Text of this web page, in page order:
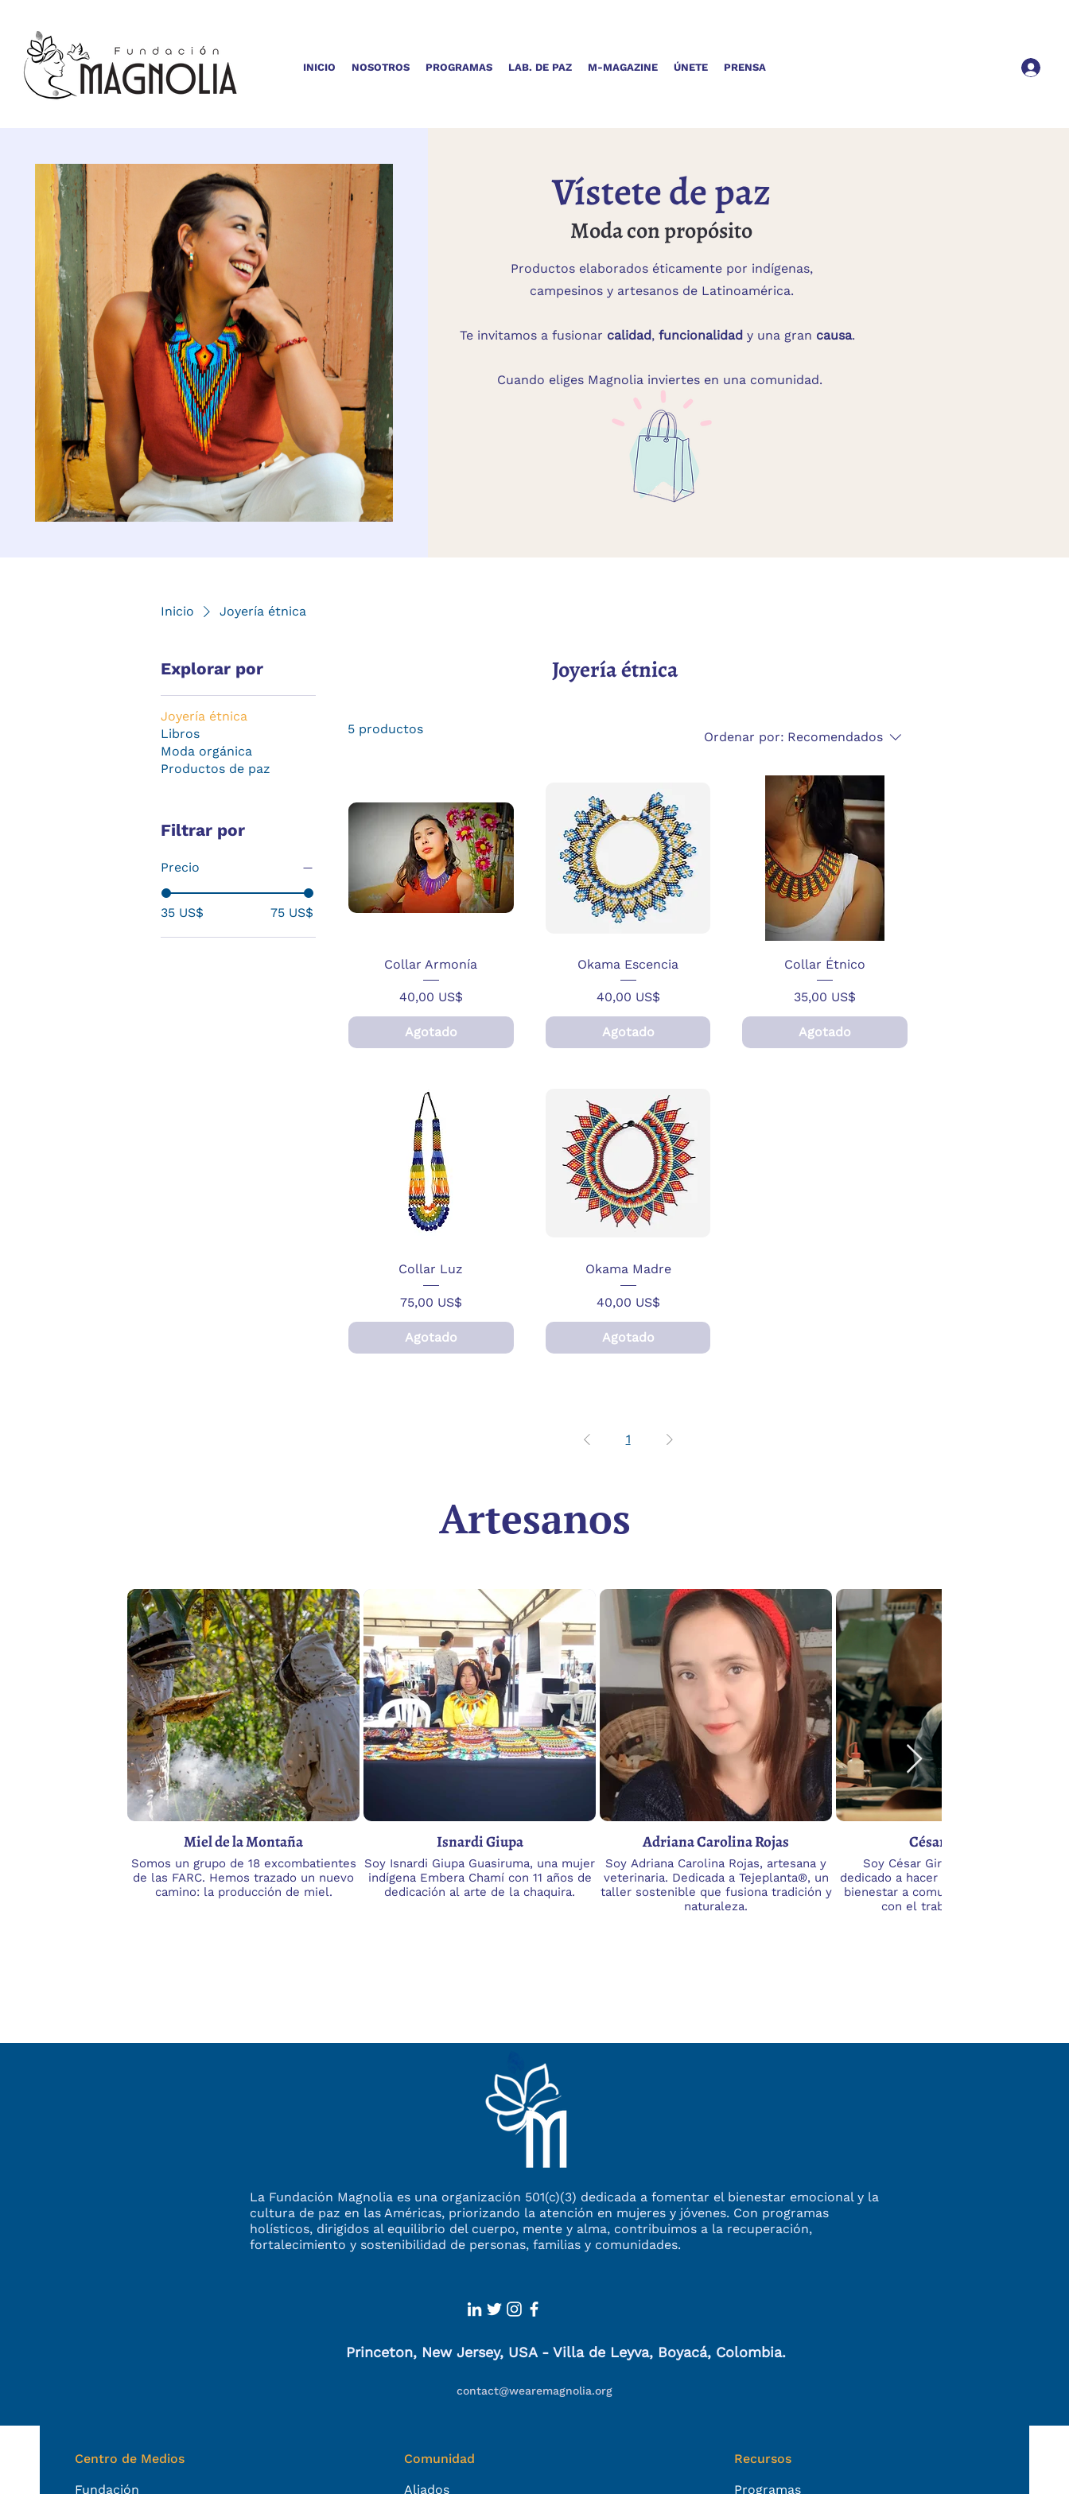
INICIO NOSOTROS PROGRAMAS LAB. DE PAZ M-MAGAZINE ÚNETE PRENSA
Vístete de paz
Moda con propósito
Productos elaborados éticamente por indígenas,
campesinos y artesanos de Latinoamérica.
Te invitamos a fusionar calidad,funcionalidad y una gran causa.
Cuando eliges Magnolia inviertes en una comunidad.
Inicio Joyería étnica
Explorar por
Joyería étnica
Libros
Moda orgánica
Productos de paz
Filtrar por
Precio
35 US$ 75 US$
Joyería étnica
5 productos
Ordenar por: Recomendados
Collar Armonía
Precio
40,00 US$
Agotado
Okama Escencia
Precio
40,00 US$
Agotado
Collar Étnico
Precio
35,00 US$
Agotado
Collar Luz
Precio
75,00 US$
Agotado
Okama Madre
Precio
40,00 US$
Agotado
1
Artesanos
Miel de la Montaña
Somos un grupo de 18 excombatientes
de las FARC. Hemos trazado un nuevo
camino: la producción de miel.
Isnardi Giupa
Soy Isnardi Giupa Guasiruma, una mujer
indígena Embera Chamí con 11 años de
dedicación al arte de la chaquira.
Adriana Carolina Rojas
Soy Adriana Carolina Rojas, artesana y
veterinaria. Dedicada a Tejeplanta®, un
taller sostenible que fusiona tradición y
naturaleza.
César Giraldo
Soy César Giraldo, un artesano
dedicado a hacer aportes sociales y de
bienestar a comunidades vulnerables
con el trabajo en cuero.
La Fundación Magnolia es una organización 501(c)(3) dedicada a fomentar el bienestar emocional y la
cultura de paz en las Américas, priorizando la atención en mujeres y jóvenes. Con programas
holísticos, dirigidos al equilibrio del cuerpo, mente y alma, contribuimos a la recuperación,
fortalecimiento y sostenibilidad de personas, familias y comunidades.
Princeton, New Jersey, USA - Villa de Leyva, Boyacá, Colombia.
contact@wearemagnolia.org
Centro de Medios
Fundación
Comunidad
Aliados
Recursos
Programas